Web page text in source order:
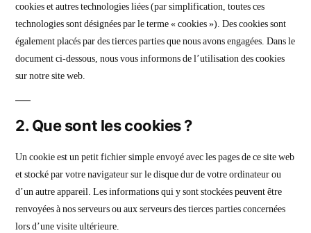
cookies et autres technologies liées (par simplification, toutes ces
technologies sont désignées par le terme « cookies »). Des cookies sont
également placés par des tierces parties que nous avons engagées. Dans le
document ci-dessous, nous vous informons de l’utilisation des cookies
sur notre site web.
2. Que sont les cookies ?
Un cookie est un petit fichier simple envoyé avec les pages de ce site web
et stocké par votre navigateur sur le disque dur de votre ordinateur ou
d’un autre appareil. Les informations qui y sont stockées peuvent être
renvoyées à nos serveurs ou aux serveurs des tierces parties concernées
lors d’une visite ultérieure.